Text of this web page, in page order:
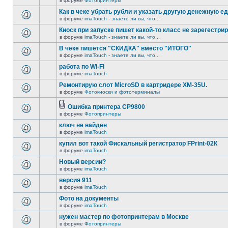
Как в чеке убрать рубли и указать другую денежную
в форуме imaTouch - знаете ли вы, что...
Киоск при запуске пишет какой-то класс не
в форуме imaTouch - знаете ли вы, что...
В чеке пишется "СКИДКА" вместо "ИТОГО"
в форуме imaTouch - знаете ли вы, что...
работа по Wi-FI
в форуме imaTouch
Ремонтирую слот MicroSD в картридере XM-35U.
в форуме Фотокиоски и фототерминалы
Ошибка принтера CP9800
в форуме Фотопринтеры
ключ не найден
в форуме imaTouch
купил вот такой Фискальный регистратор FPrint-02К
в форуме imaTouch
Новый версии?
в форуме imaTouch
версия 911
в форуме imaTouch
Фото на документы
в форуме imaTouch
нужен мастер по фотопринтерам в Москве
в форуме Фотопринтеры